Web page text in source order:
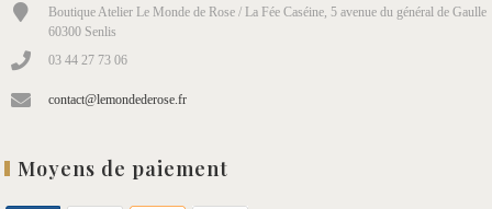
Boutique Atelier Le Monde de Rose / La Fée Caséine, 5 avenue du général de Gaulle
60300 Senlis
03 44 27 73 06
contact@lemondederose.fr
Moyens de paiement